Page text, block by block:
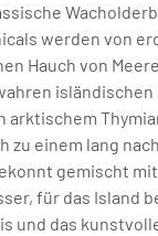
werden von
Hauch von
arktischem
zu einem lang
gemischt
für das Island
und das